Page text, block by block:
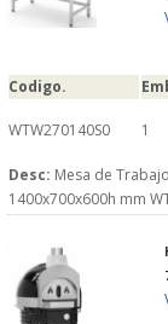
Codigo.
WTW270140S0 1
Desc: Mesa de
1400x700x600h mm